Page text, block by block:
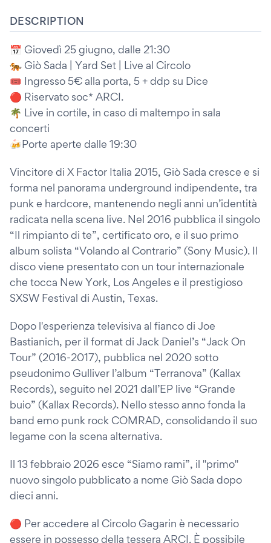
DESCRIPTION
📅 Giovedì 25 giugno, dalle 21:30
🐅 Giò Sada | Yard Set | Live al Circolo
🎟️ Ingresso 5€ alla porta, 5 + ddp su Dice
🔴 Riservato soc* ARCI.
🌴 Live in cortile, in caso di maltempo in sala
concerti
🍻Porte aperte dalle 19:30
Vincitore di X Factor Italia 2015, Giò Sada cresce e si
forma nel panorama underground indipendente, tra
punk e hardcore, mantenendo negli anni un’identità
radicata nella scena live. Nel 2016 pubblica il singolo
“Il rimpianto di te”, certificato oro, e il suo primo
album solista “Volando al Contrario” (Sony Music). Il
disco viene presentato con un tour internazionale
che tocca New York, Los Angeles e il prestigioso
SXSW Festival di Austin, Texas.
Dopo l'esperienza televisiva al fianco di Joe
Bastianich, per il format di Jack Daniel’s “Jack On
Tour” (2016-2017), pubblica nel 2020 sotto
pseudonimo Gulliver l’album “Terranova” (Kallax
Records), seguito nel 2021 dall’EP live “Grande
buio” (Kallax Records). Nello stesso anno fonda la
band emo punk rock COMRAD, consolidando il suo
legame con la scena alternativa.
Il 13 febbraio 2026 esce “Siamo rami”, il "primo"
nuovo singolo pubblicato a nome Giò Sada dopo
dieci anni.
🔴 Per accedere al Circolo Gagarin è necessario
essere in possesso della tessera ARCI. È possibile